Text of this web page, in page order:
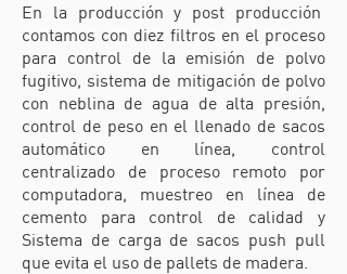
En la producción y post producción
contamos con diez filtros en el proceso
para control de la emisión de polvo
fugitivo, sistema de mitigación de polvo
con neblina de agua de alta presión,
control de peso en el llenado de sacos
automático en línea, control
centralizado de proceso remoto por
computadora, muestreo en línea de
cemento para control de calidad y
Sistema de carga de sacos push pull
que evita el uso de pallets de madera.